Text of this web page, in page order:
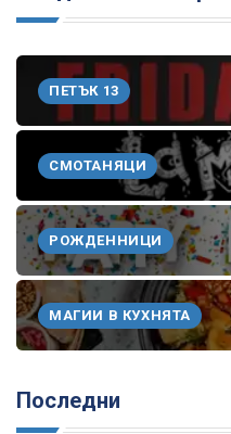
ПЕТЪК 13
СМОТАНЯЦИ
РОЖДЕННИЦИ
МАГИИ В КУХНЯТА
Последни